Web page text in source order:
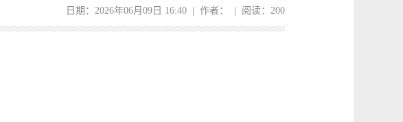
日期：2026年06月09日 16:40 | 作者： | 阅读： 200